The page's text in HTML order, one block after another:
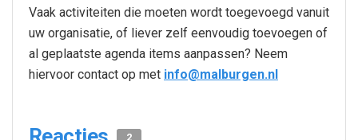
Vaak activiteiten die moeten wordt toegevoegd vanuit
uw organisatie, of liever zelf eenvoudig toevoegen of
al geplaatste agenda items aanpassen? Neem
hiervoor contact op met info@malburgen.nl
2